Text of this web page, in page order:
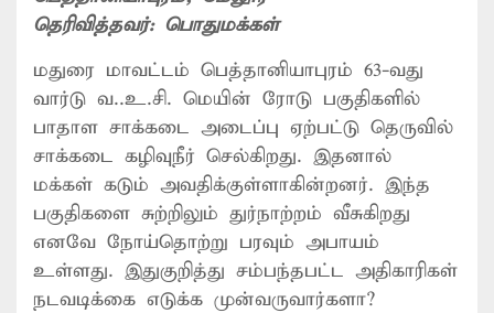
தெரிவித்தவர்: பொதுமக்கள்
மதுரை மாவட்டம் பெத்தானியாபுரம் 63-வது
வார்டு வ..உ.சி. மெயின் ரோடு பகுதிகளில்
பாதாள சாக்கடை அடைப்பு ஏற்பட்டு தெருவில்
சாக்கடை கழிவுநீர் செல்கிறது. இதனால்
மக்கள் கடும் அவதிக்குள்ளாகின்றனர். இந்த
பகுதிகளை சுற்றிலும் துர்நாற்றம் வீசுகிறது
எனவே நோய்தொற்று பரவும் அபாயம்
உள்ளது. இதுகுறித்து சம்பந்தபட்ட அதிகாரிகள்
நடவடிக்கை எடுக்க முன்வருவார்களா?